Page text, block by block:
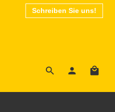
Schreiben Sie uns!